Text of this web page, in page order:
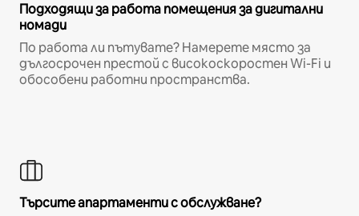
Подходящи за работа помещения за дигитални
номади
По работа ли пътувате? Намерете място за
дългосрочен престой с високоскоростен Wi-Fi и
обособени работни пространства.
Търсите апартаменти с обслужване?